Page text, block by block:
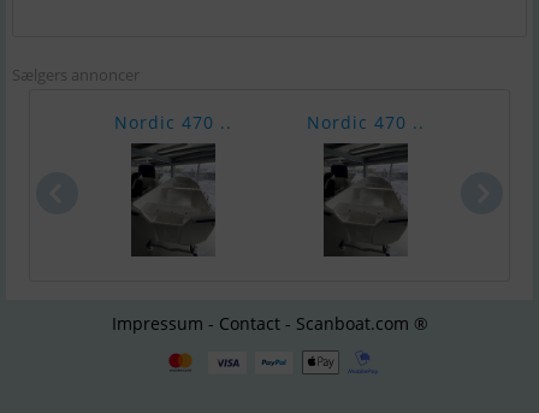
Sælgers annoncer
Nordic 470 .. Nordic 470 ..
Impressum - Contact - Scanboat.com ®